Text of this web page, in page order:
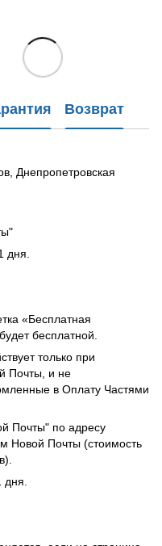
Возврат
Днепропетровская
дня.
«Бесплатная
бесплатной.
только при
Почты, и не
в Оплату Частями
Почты" по адресу
Новой Почты (стоимость
дня.